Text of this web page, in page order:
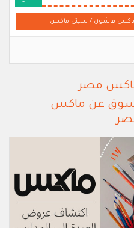
ماكس فاشون / سيتي ماكس
مصر
تسوق عن ماكس